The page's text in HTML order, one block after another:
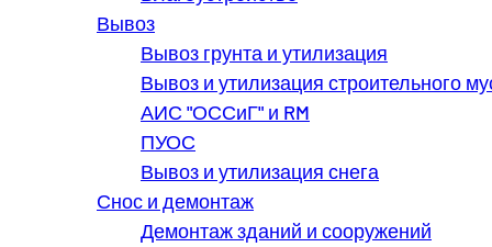
Вывоз
Вывоз грунта и утилизация
Вывоз и утилизация строительного
АИС "ОССиГ" и RM
ПУОС
Вывоз и утилизация снега
Снос и демонтаж
Демонтаж зданий и сооружений